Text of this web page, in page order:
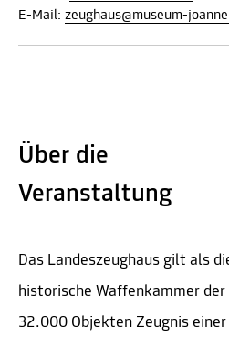
E-Mail: zeughaus@museum-
Über die
Veranstaltung
Das Landeszeughaus gilt als
historische Waffenkammer
32.000 Objekten Zeugnis